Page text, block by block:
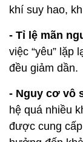
để làm việc và
5 nguyên
nhiều lần
- Gây stress:
thiếu khí, hoa
khỏe, sụt
- Lão hóa cơ